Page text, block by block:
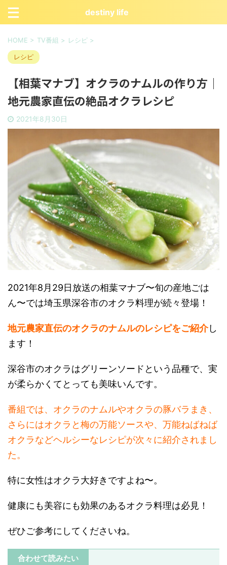
destiny life
HOME > TV番組 > レシピ >
レシピ
【相葉マナブ】オクラのナムルの作り方｜
地元農家直伝の絶品オクラレシピ
2021年8月30日
2021年8月29日放送の相葉マナブ〜旬の産地ごは
ん〜では埼玉県深谷市のオクラ料理が続々登場！
地元農家直伝のオクラのナムルのレシピをご紹介し
ます！
深谷市のオクラはグリーンソードという品種で、実
が柔らかくてとっても美味いんです。
番組では、オクラのナムルやオクラの豚バラまき、
さらにはオクラと梅の万能ソースや、万能ねばねば
オクラなどヘルシーなレシピが次々に紹介されまし
た。
特に女性はオクラ大好きですよね〜。
健康にも美容にも効果のあるオクラ料理は必見！
ぜひご参考にしてくださいね。
合わせて読みたい